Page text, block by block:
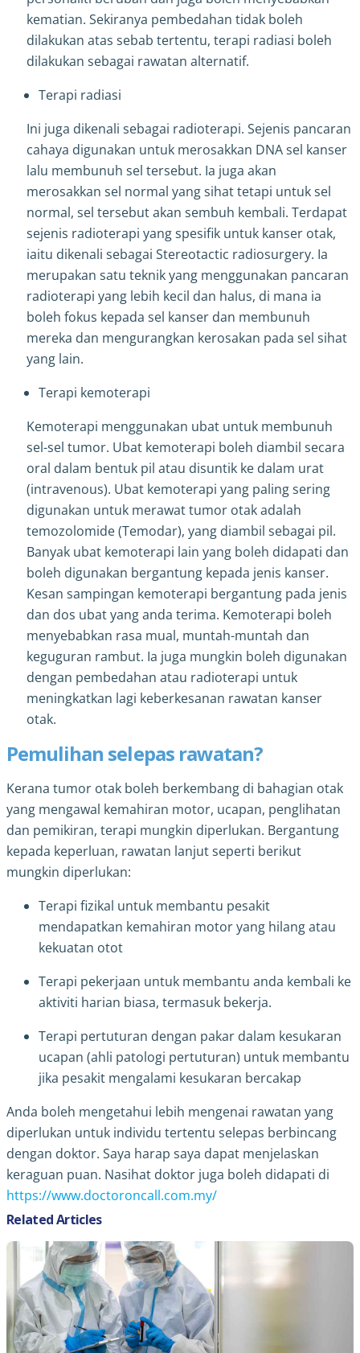
kematian. Sekiranya pembedahan tidak boleh
dilakukan atas sebab tertentu, terapi radiasi boleh
dilakukan sebagai rawatan alternatif.
Terapi radiasi
Ini juga dikenali sebagai radioterapi. Sejenis pancaran
cahaya digunakan untuk merosakkan DNA sel kanser
lalu membunuh sel tersebut. Ia juga akan
merosakkan sel normal yang sihat tetapi untuk sel
normal, sel tersebut akan sembuh kembali. Terdapat
sejenis radioterapi yang spesifik untuk kanser otak,
iaitu dikenali sebagai Stereotactic radiosurgery. Ia
merupakan satu teknik yang menggunakan pancaran
radioterapi yang lebih kecil dan halus, di mana ia
boleh fokus kepada sel kanser dan membunuh
mereka dan mengurangkan kerosakan pada sel sihat
yang lain.
Terapi kemoterapi
Kemoterapi menggunakan ubat untuk membunuh
sel-sel tumor. Ubat kemoterapi boleh diambil secara
oral dalam bentuk pil atau disuntik ke dalam urat
(intravenous). Ubat kemoterapi yang paling sering
digunakan untuk merawat tumor otak adalah
temozolomide (Temodar), yang diambil sebagai pil.
Banyak ubat kemoterapi lain yang boleh didapati dan
boleh digunakan bergantung kepada jenis kanser.
Kesan sampingan kemoterapi bergantung pada jenis
dan dos ubat yang anda terima. Kemoterapi boleh
menyebabkan rasa mual, muntah-muntah dan
keguguran rambut. Ia juga mungkin boleh digunakan
dengan pembedahan atau radioterapi untuk
meningkatkan lagi keberkesanan rawatan kanser
otak.
Pemulihan selepas rawatan?
Kerana tumor otak boleh berkembang di bahagian otak
yang mengawal kemahiran motor, ucapan, penglihatan
dan pemikiran, terapi mungkin diperlukan. Bergantung
kepada keperluan, rawatan lanjut seperti berikut
mungkin diperlukan:
Terapi fizikal untuk membantu pesakit
mendapatkan kemahiran motor yang hilang atau
kekuatan otot
Terapi pekerjaan untuk membantu anda kembali ke
aktiviti harian biasa, termasuk bekerja.
Terapi pertuturan dengan pakar dalam kesukaran
ucapan (ahli patologi pertuturan) untuk membantu
jika pesakit mengalami kesukaran bercakap
Anda boleh mengetahui lebih mengenai rawatan yang
diperlukan untuk individu tertentu selepas berbincang
dengan doktor. Saya harap saya dapat menjelaskan
keraguan puan. Nasihat doktor juga boleh didapati di
https://www.doctoroncall.com.my/
Related Articles